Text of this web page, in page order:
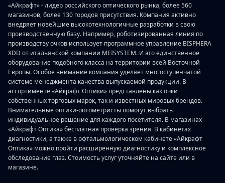
«Айкрафт» - лидер российского оптического рынка, более 560
магазинов, более 130 городов присутствия. Компания активно
внедряет новейшие высокотехнологичные разработки в свою
производственную базу. Например, роботизированная линия по
производству очков использует программное управление BISPHERA
XDD от итальянской компании MEISYSTEM. И это единственное
оборудование подобного класса на территории всей Восточной
Европы. Особое внимание компания уделяет многоступенчатой
системе менеджмента качества выпускаемой продукции. В
ассортименте «Айкрафт Оптики» представлены как очки
собственных торговых марок, так и известных мировых брендов.
Внимательные оптики-оптометристы помогут выбрать
индивидуальное решение для каждого посетителя. В магазинах
«Айкрафт Оптика» бесплатная проверка зрения. В кабинетах
диагностики, а также в офтальмологическом кабинете «Айкрафт
Оптика» можно пройти расширенную диагностику и комплексное
обследование глаз. Стоимость услуг уточняйте на сайте или в
магазине.